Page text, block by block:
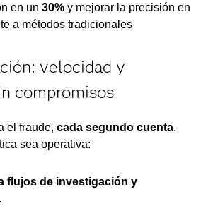
en un 30% y mejorar la precisión en
a métodos tradicionales
velocidad y
compromisos
el fraude, cada segundo cuenta.
sea operativa:
flujos de investigación y
.